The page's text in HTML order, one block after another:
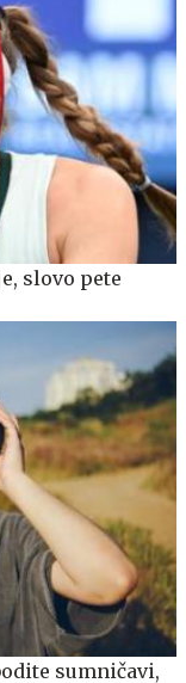
slovo pete
sumničavi,